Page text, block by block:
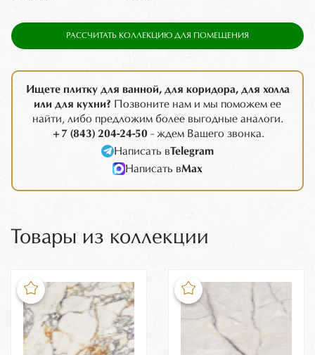
РАССЧИТАТЬ КОЛЛЕКЦИЮ ДЛЯ ПОМЕЩЕНИЯ
Ищете плитку для ванной, для коридора, для холла
или для кухни? Позвоните нам и мы поможем ее
найти, либо предложим более выгодные аналоги.
+7 (843) 204-24-50 - ждем Вашего звонка.
Написать вTelegram
Написать вMax
Товары из коллекции